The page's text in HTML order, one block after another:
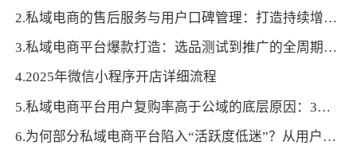
2.私域电商的售后服务与用户口碑管理：打造持续增长的核心竞争力
3.私域电商平台爆款打造：选品测试到推广的全周期逻辑
4.2025年微信小程序开店详细流程
5.私域电商平台用户复购率高于公域的底层原因：3个关键运营逻辑拆解
6.为何部分私域电商平台陷入“活跃度低迷”？从用户需求匹配度找问题